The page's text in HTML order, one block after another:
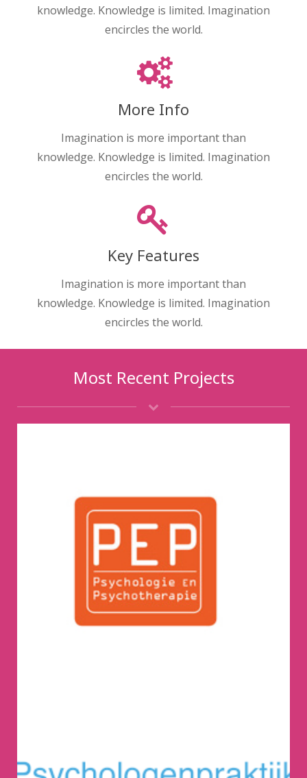
knowledge. Knowledge is limited. Imagination
encircles the world.
More Info
Imagination is more important than
knowledge. Knowledge is limited. Imagination
encircles the world.
Key Features
Imagination is more important than
knowledge. Knowledge is limited. Imagination
encircles the world.
Most Recent Projects